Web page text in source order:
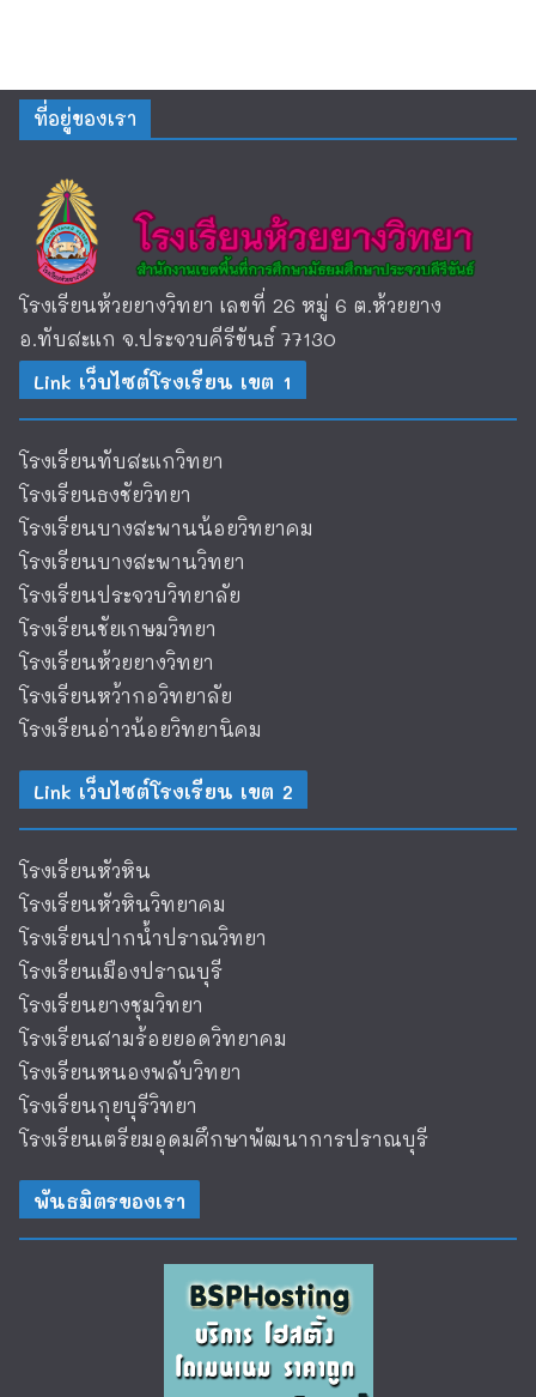
ที่อยู่ของเรา
โรงเรียนห้วยยางวิทยา เลขที่ 26 หมู่ 6 ต.ห้วยยาง
อ.ทับสะแก จ.ประจวบคีรีขันธ์ 77130
Link เว็บไซต์โรงเรียน เขต 1
โรงเรียนทับสะแกวิทยา
โรงเรียนธงชัยวิทยา
โรงเรียนบางสะพานน้อยวิทยาคม
โรงเรียนบางสะพานวิทยา
โรงเรียนประจวบวิทยาลัย
โรงเรียนชัยเกษมวิทยา
โรงเรียนห้วยยางวิทยา
โรงเรียนหว้ากอวิทยาลัย
โรงเรียนอ่าวน้อยวิทยานิคม
Link เว็บไซต์โรงเรียน เขต 2
โรงเรียนหัวหิน
โรงเรียนหัวหินวิทยาคม
โรงเรียนปากน้ำปราณวิทยา
โรงเรียนเมืองปราณบุรี
โรงเรียนยางชุมวิทยา
โรงเรียนสามร้อยยอดวิทยาคม
โรงเรียนหนองพลับวิทยา
โรงเรียนกุยบุรีวิทยา
โรงเรียนเตรียมอุดมศึกษาพัฒนาการปราณบุรี
พันธมิตรของเรา